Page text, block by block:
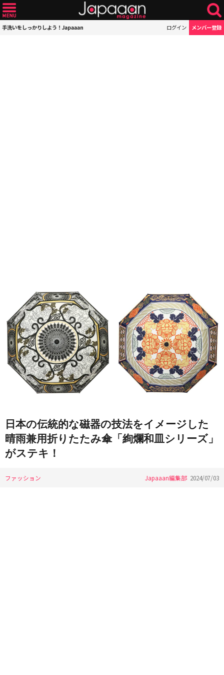
手洗いをしっかりしよう！Japaaan ログイン メンバー登録
日本の伝統的な磁器の技法をイメージした
晴雨兼用折りたたみ傘「絢爛和皿シリーズ」
がステキ！
ファッション Japaaan編集部 2024/07/03